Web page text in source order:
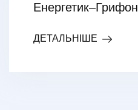
Енергетик–Грифон
ДЕТАЛЬНІШЕ